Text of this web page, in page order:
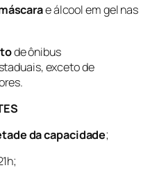
e álcool em gel nas
de ônibus
exceto de
da capacidade;